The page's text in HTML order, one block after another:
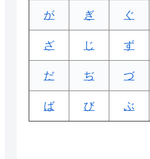
が ぎ ぐ
ざ じ ず
だ ぢ づ
ば び ぶ